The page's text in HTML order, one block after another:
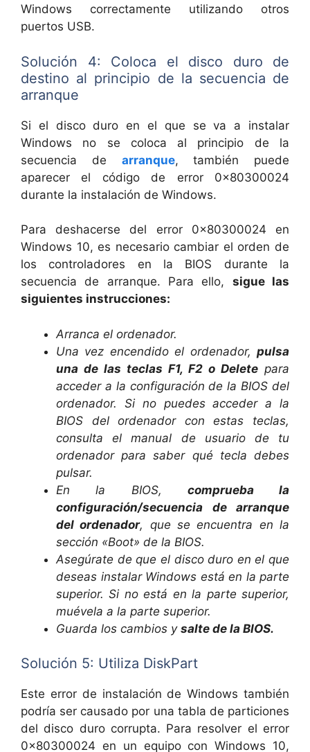
Windows correctamente utilizando otros
puertos USB.
Solución 4: Coloca el disco duro de
destino al principio de la secuencia de
arranque
Si el disco duro en el que se va a instalar
Windows no se coloca al principio de la
secuencia de arranque, también puede
aparecer el código de error 0x80300024
durante la instalación de Windows.
Para deshacerse del error 0x80300024 en
Windows 10, es necesario cambiar el orden de
los controladores en la BIOS durante la
secuencia de arranque. Para ello, sigue las
siguientes instrucciones:
Arranca el ordenador.
Una vez encendido el ordenador, pulsa
una de las teclas F1, F2 o Delete para
acceder a la configuración de la BIOS del
ordenador. Si no puedes acceder a la
BIOS del ordenador con estas teclas,
consulta el manual de usuario de tu
ordenador para saber qué tecla debes
pulsar.
En la BIOS, comprueba la
configuración/secuencia de arranque
del ordenador, que se encuentra en la
sección «Boot» de la BIOS.
Asegúrate de que el disco duro en el que
deseas instalar Windows está en la parte
superior. Si no está en la parte superior,
muévela a la parte superior.
Guarda los cambios y salte de la BIOS.
Solución 5: Utiliza DiskPart
Este error de instalación de Windows también
podría ser causado por una tabla de particiones
del disco duro corrupta. Para resolver el error
0x80300024 en un equipo con Windows 10,